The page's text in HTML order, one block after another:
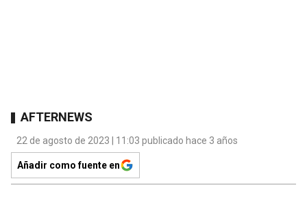
AFTERNEWS
22 de agosto de 2023 | 11:03 publicado hace 3 años
Añadir como fuente en